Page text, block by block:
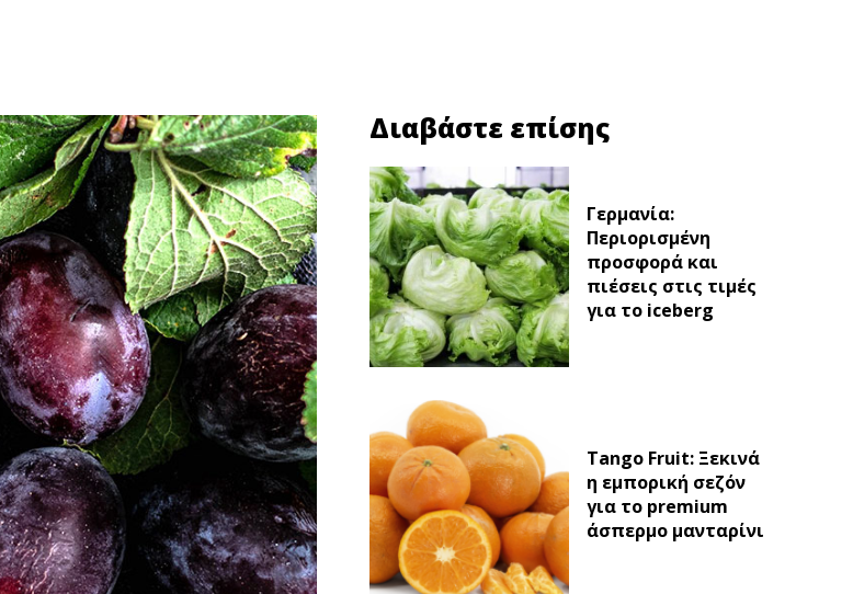
Διαβάστε επίσης
Γερμανία:
Περιορισμένη
προσφορά και
πιέσεις στις τιμές
για το iceberg
Tango Fruit: Ξεκινά
η εμπορική σεζόν
για το premium
άσπερμο μανταρίνι